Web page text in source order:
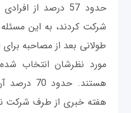
حدود 57 درصد از
شرکت کردند، به ‌این مسئله
طولانی بعد از مصاحبه
مورد نظرشان انتخاب
هستند.
هفته خبری از طرف شرکت